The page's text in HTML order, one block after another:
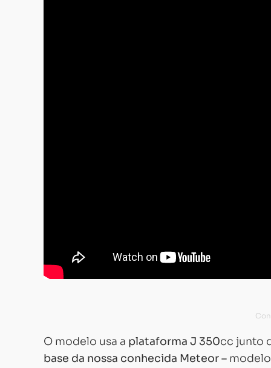
O modelo usa a plataforma J 350cc junto
base da nossa conhecida Meteor –